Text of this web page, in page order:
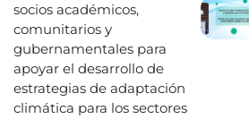
socios académicos,
comunitarios y
gubernamentales para
apoyar el desarrollo de
estrategias de adaptación
climática para los sectores